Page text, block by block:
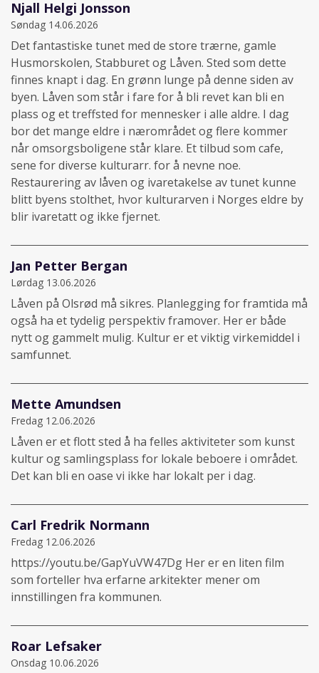
Njall Helgi Jonsson
Søndag 14.06.2026
Det fantastiske tunet med de store trærne, gamle
Husmorskolen, Stabburet og Låven. Sted som dette
finnes knapt i dag. En grønn lunge på denne siden av
byen. Låven som står i fare for å bli revet kan bli en
plass og et treffsted for mennesker i alle aldre. I dag
bor det mange eldre i nærområdet og flere kommer
når omsorgsboligene står klare. Et tilbud som cafe,
sene for diverse kulturarr. for å nevne noe.
Restaurering av låven og ivaretakelse av tunet kunne
blitt byens stolthet, hvor kulturarven i Norges eldre by
blir ivaretatt og ikke fjernet.
Jan Petter Bergan
Lørdag 13.06.2026
Låven på Olsrød må sikres. Planlegging for framtida må
også ha et tydelig perspektiv framover. Her er både
nytt og gammelt mulig. Kultur er et viktig virkemiddel i
samfunnet.
Mette Amundsen
Fredag 12.06.2026
Låven er et flott sted å ha felles aktiviteter som kunst
kultur og samlingsplass for lokale beboere i området.
Det kan bli en oase vi ikke har lokalt per i dag.
Carl Fredrik Normann
Fredag 12.06.2026
https://youtu.be/GapYuVW47Dg Her er en liten film
som forteller hva erfarne arkitekter mener om
innstillingen fra kommunen.
Roar Lefsaker
Onsdag 10.06.2026